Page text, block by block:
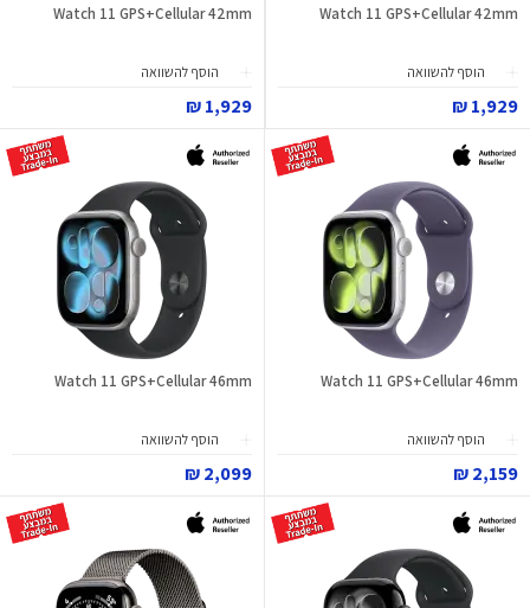
Watch 11 GPS+Cellular 42mm
הוסף להשוואה
1,929 ₪
Watch 11 GPS+Cellular 42mm
הוסף להשוואה
1,929 ₪
Watch 11 GPS+Cellular 46mm
הוסף להשוואה
2,159 ₪
Watch 11 GPS+Cellular 46mm
הוסף להשוואה
2,099 ₪